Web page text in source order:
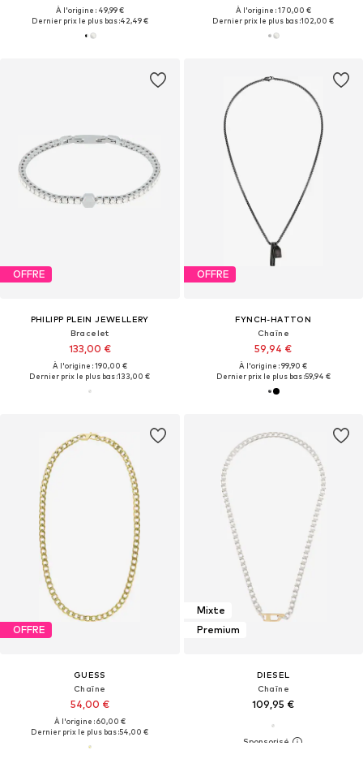
À l'origine : 49,99 €
Dernier prix le plus bas :42,49 €
À l'origine : 170,00 €
Dernier prix le plus bas :102,00 €
OFFRE
PHILIPP PLEIN JEWELLERY
Bracelet
133,00 €
À l'origine : 190,00 €
Dernier prix le plus bas :133,00 €
OFFRE
FYNCH-HATTON
Chaîne
59,94 €
À l'origine : 99,90 €
Dernier prix le plus bas :59,94 €
OFFRE
GUESS
Chaîne
54,00 €
À l'origine : 60,00 €
Dernier prix le plus bas :54,00 €
Mixte
Premium
DIESEL
Chaîne
109,95 €